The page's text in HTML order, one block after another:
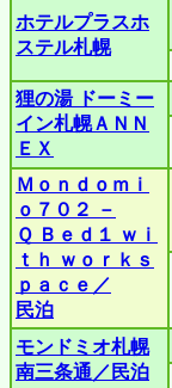
ホテルプラスホ
ステル札幌
狸の湯 ドーミー
イン札幌ＡＮＮ
ＥＸ
Ｍｏｎｄｏｍｉ
ｏ７０２ －
Ｑ Ｂｅｄ１ ｗｉ
ｔｈ ｗｏｒｋｓ
ｐａｃｅ／
民泊
モンドミオ札幌
南三条通／民泊